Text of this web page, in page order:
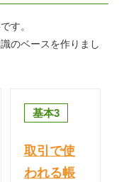
す。
のベースを作りまし
基本3
取引で使
われる帳